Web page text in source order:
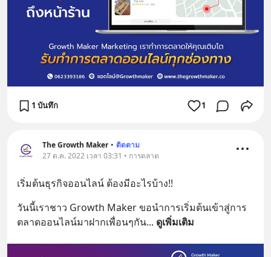
1 บันทึก 1
The Growth Maker • ติดตาม
27 ต.ค. 2022 เวลา 03:31 • การตลาด
เริ่มต้นธุรกิจออนไลน์ ต้องมีอะไรบ้าง!!
วันนี้เราชาว Growth Maker ขอนำการเริ่มต้นเข้าสู่การ
ตลาดออนไลน์มาฝากเพื่อนๆกัน... ดูเพิ่มเติม